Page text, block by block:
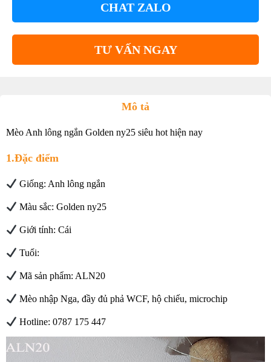
CHAT ZALO
TƯ VẤN NGAY
Mô tả
Mèo Anh lông ngắn Golden ny25 siêu hot hiện nay
1.Đặc điểm
Giống: Anh lông ngắn
Màu sắc: Golden ny25
Giới tính: Cái
Tuổi:
Mã sản phẩm: ALN20
Mèo nhập Nga, đầy đủ phả WCF, hộ chiếu, microchip
Hotline: 0787 175 447